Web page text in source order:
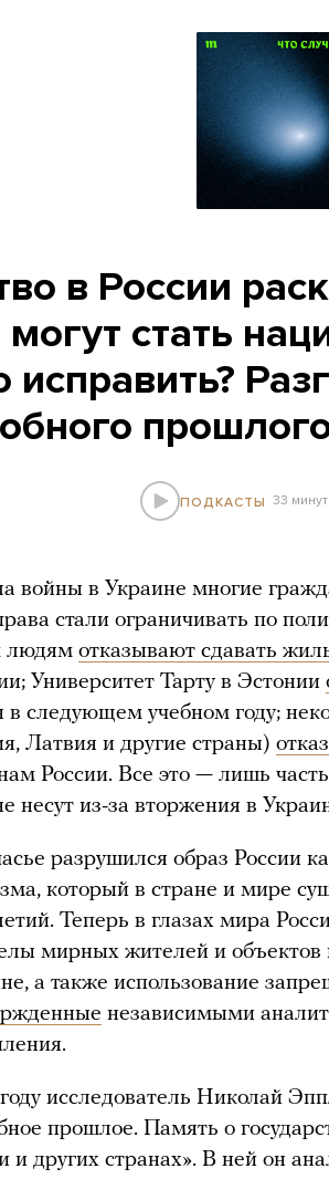
в России
могут стать
исправить?
ПОДКАСТЫ 33
войны в Украине многие
стали ограничивать по
людям отказывают сдавать
Университет Тарту в Эстонии
в следующем учебном году;
Латвия и другие страны)
России. Все это — лишь
несут из-за вторжения в
разрушился образ России
который в стране и мире
Теперь в глазах мира
мирных жителей и
а также использование
независимыми
исследователь Николай
прошлое. Память о
и других странах». В ней он